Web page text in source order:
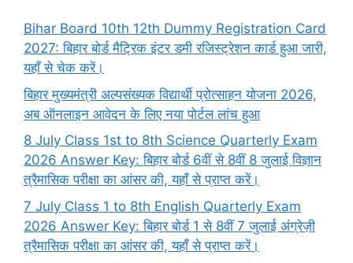
Bihar Board 10th 12th Dummy Registration Card
2027: बिहार बोर्ड मैट्रिक इंटर डमी रजिस्ट्रेशन कार्ड हुआ जारी,
यहाँ से चेक करें।
बिहार मुख्यमंत्री अल्पसंख्यक विद्यार्थी प्रोत्साहन योजना 2026,
अब ऑनलाइन आवेदन के लिए नया पोर्टल लांच हुआ
8 July Class 1st to 8th Science Quarterly Exam
2026 Answer Key: बिहार बोर्ड 6वीं से 8वीं 8 जुलाई विज्ञान
त्रैमासिक परीक्षा का आंसर की, यहाँ से प्राप्त करें।
7 July Class 1 to 8th English Quarterly Exam
2026 Answer Key: बिहार बोर्ड 1 से 8वीं 7 जुलाई अंग्रेज़ी
त्रैमासिक परीक्षा का आंसर की, यहाँ से प्राप्त करें।